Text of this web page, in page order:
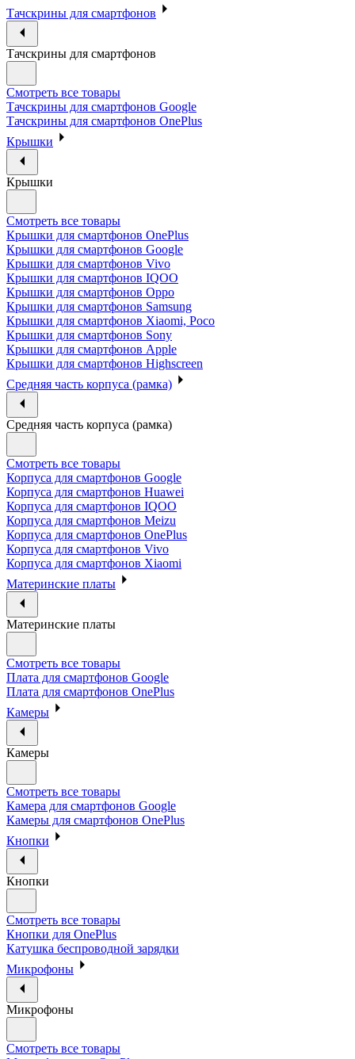
Тачскрины для смартфонов
Тачскрины для смартфонов
Смотреть все товары
Тачскрины для смартфонов Google
Тачскрины для смартфонов OnePlus
Крышки
Крышки
Смотреть все товары
Крышки для смартфонов OnePlus
Крышки для смартфонов Google
Крышки для смартфонов Vivo
Крышки для смартфонов IQOO
Крышки для смартфонов Oppo
Крышки для смартфонов Samsung
Крышки для смартфонов Xiaomi, Poco
Крышки для смартфонов Sony
Крышки для смартфонов Apple
Крышки для смартфонов Highscreen
Средняя часть корпуса (рамка)
Средняя часть корпуса (рамка)
Смотреть все товары
Корпуса для смартфонов Google
Корпуса для смартфонов Huawei
Корпуса для смартфонов IQOO
Корпуса для смартфонов Meizu
Корпуса для смартфонов OnePlus
Корпуса для смартфонов Vivo
Корпуса для смартфонов Xiaomi
Материнские платы
Материнские платы
Смотреть все товары
Плата для смартфонов Google
Плата для смартфонов OnePlus
Камеры
Камеры
Смотреть все товары
Камера для смартфонов Google
Камеры для смартфонов OnePlus
Кнопки
Кнопки
Смотреть все товары
Кнопки для OnePlus
Катушка беспроводной зарядки
Микрофоны
Микрофоны
Смотреть все товары